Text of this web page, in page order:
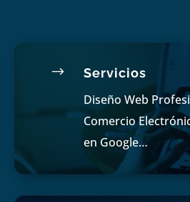
$ Servicios
Diseño Web
Comercio
en Google…